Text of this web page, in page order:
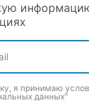
я принимаю
данных"